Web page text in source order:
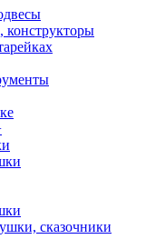
сказочники